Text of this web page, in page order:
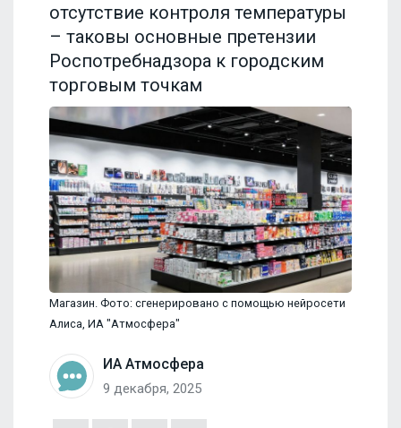
отсутствие контроля температуры
– таковы основные претензии
Роспотребнадзора к городским
торговым точкам
Магазин. Фото: сгенерировано с помощью нейросети
Алиса, ИА "Атмосфера"
ИА Атмосфера
9 декабря, 2025